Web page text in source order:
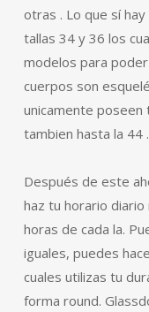
otras . Lo que sí
tallas 34 y 36 los
modelos para
cuerpos son
unicamente poseen
tambien hasta la 44 .
Después de este
haz tu horario
horas de cada la.
iguales, puedes
cuales utilizas tu
forma round.